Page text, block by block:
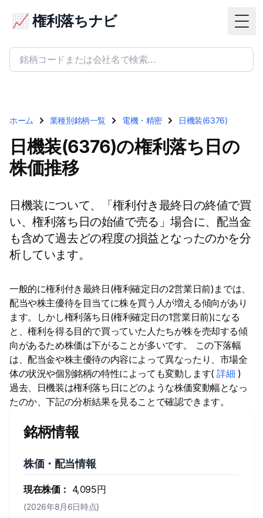
📈 権利落ちナビ
ホーム 業種別銘柄一覧 電機・精密 日機装(6376)
日機装(6376)の権利落ち日の
株価推移
日機装について、「権利付き最終日の終値で買
い、権利落ち日の始値で売る」場合に、配当金
も含めて過去どの程度の損益となったのかを分
析しています。
一般的に権利付き最終日(権利確定日の2営業日前)までは、
配当や株主優待を目当てに株を買う人が増える傾向があり
ます。しかし権利落ち日(権利確定日の1営業日前)になる
と、権利を得る目的で買っていた人たちが株を売却する傾
向があるため株価は下がることが多いです。 この下落幅
は、配当金や株主優待の内容によって異なったり、市場全
体の状況や個別銘柄の特性によっても変動します(詳細 )
過去、日機装は権利落ち日にどのような株価変動幅となっ
たのか、下記の分析結果を見ることで確認できます。
銘柄情報
株価・配当情報
現在株価： 4,095円
(2026年8月6日時点)